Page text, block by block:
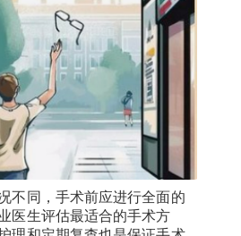
不同，手术前应进行全面的
医生评估最适合的手术方